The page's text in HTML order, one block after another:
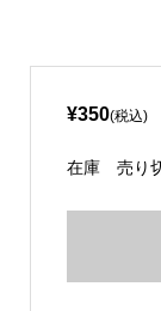
¥350(税込)
在庫 売り